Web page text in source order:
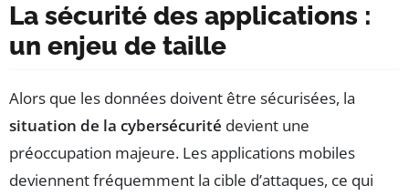
La sécurité des applications :
un enjeu de taille
Alors que les données doivent être sécurisées, la
situation de la cybersécurité devient une
préoccupation majeure. Les applications mobiles
deviennent fréquemment la cible d’attaques, ce qui